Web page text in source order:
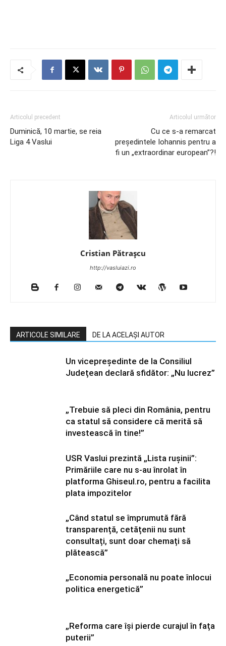
Articolul precedent
Duminică, 10 martie, se reia
Liga 4 Vaslui
Articolul următor
Cu ce s-a remarcat
președintele Iohannis pentru a
fi un „extraordinar european”?!
Cristian Pătrașcu
http://vasluiazi.ro
ARTICOLE SIMILARE DE LA ACELAȘI AUTOR
Un vicepreședinte de la Consiliul
Județean declară sfidător: „Nu lucrez”
„Trebuie să pleci din România, pentru
ca statul să considere că merită să
investească în tine!”
USR Vaslui prezintă „Lista rușinii”:
Primăriile care nu s-au înrolat în
platforma Ghiseul.ro, pentru a facilita
plata impozitelor
„Când statul se împrumută fără
transparență, cetățenii nu sunt
consultați, sunt doar chemați să
plătească”
„Economia personală nu poate înlocui
politica energetică”
„Reforma care își pierde curajul în fața
puterii”